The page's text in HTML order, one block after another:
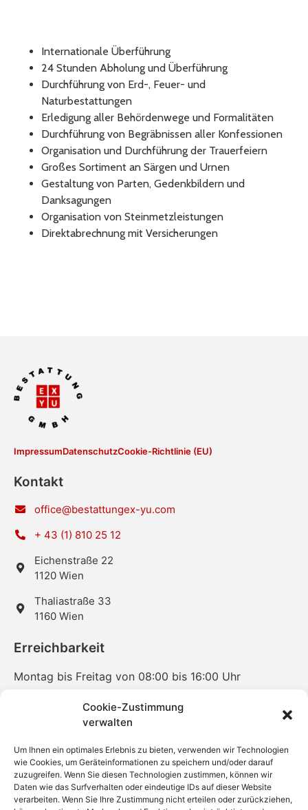
Cookie-Zustimmung
verwalten
Um Ihnen ein optimales Erlebnis zu bieten, verwenden wir Technologien
wie Cookies, um Geräteinformationen zu speichern und/oder darauf
zuzugreifen. Wenn Sie diesen Technologien zustimmen, können wir
Daten wie das Surfverhalten oder eindeutige IDs auf dieser Website
verarbeiten. Wenn Sie Ihre Zustimmung nicht erteilen oder zurückziehen,
Internationale Überführung
24 Stunden Abholung und Überführung
Durchführung von Erd-, Feuer- und
Naturbestattungen
Erledigung aller Behördenwege und Formalitäten
Durchführung von Begräbnissen aller Konfessionen
Organisation und Durchführung der Trauerfeiern
Großes Sortiment an Särgen und Urnen
Gestaltung von Parten, Gedenkbildern und
Danksagungen
Organisation von Steinmetzleistungen
Direktabrechnung mit Versicherungen
ImpressumDatenschutzCookie-Richtlinie (EU)
Kontakt
office@bestattungex-yu.com
+ 43 (1) 810 25 12
Eichenstraße 22
1120 Wien
Thaliastraße 33
1160 Wien
Erreichbarkeit
Montag bis Freitag von 08:00 bis 16:00 Uhr
Terminvereinbarung!)
Unser 24/7 Journaldienst erreichen Sie unter:+43
1 810 25 12
Social Media